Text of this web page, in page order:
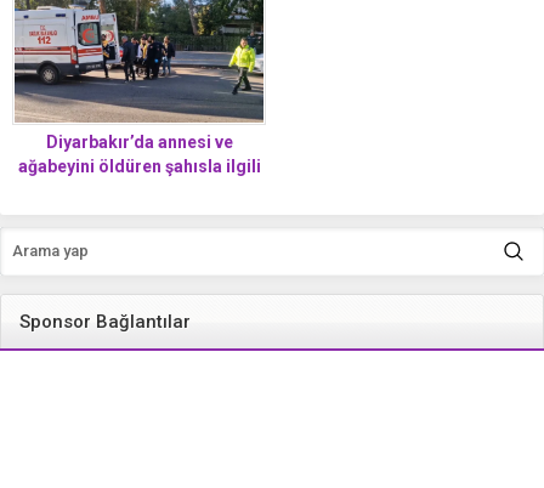
Diyarbakır’da annesi ve
ağabeyini öldüren şahısla ilgili
ortaya çıktı
Sponsor Bağlantılar